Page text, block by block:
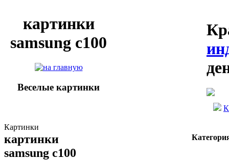
картинки
samsung c100
Веселые картинки
Картинки
картинки
samsung c100